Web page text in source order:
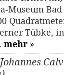
Museum
Tübke,
mehr »